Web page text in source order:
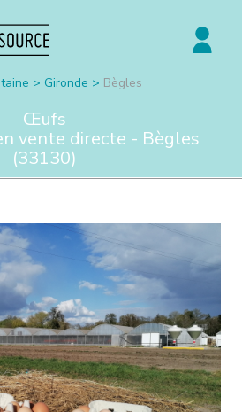
> Gironde > Bègles
Œufs
vente directe - Bègles
(33130)